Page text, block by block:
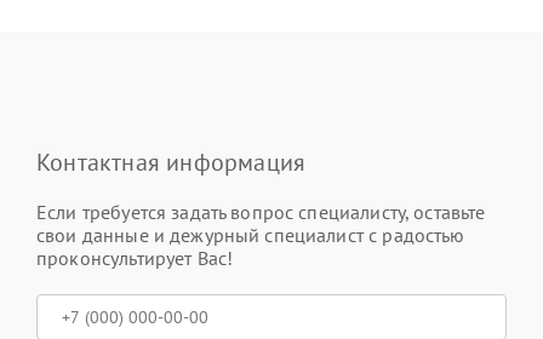
Контактная информация
Если требуется задать вопрос специалисту, оставьте
свои данные и дежурный специалист с радостью
проконсультирует Вас!